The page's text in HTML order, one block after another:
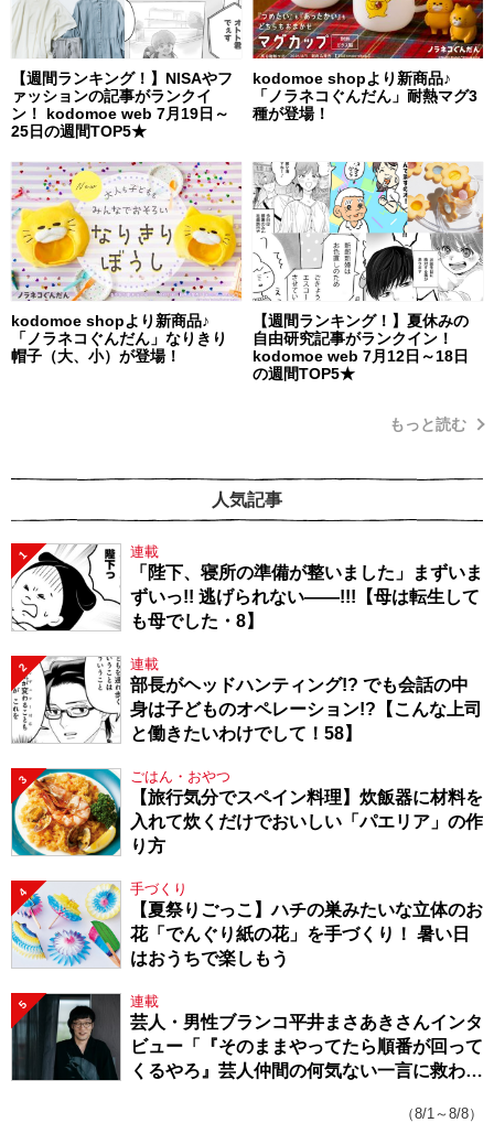
【週間ランキング！】NISAやフ
ァッションの記事がランクイ
ン！ kodomoe web 7月19日～
25日の週間TOP5★
kodomoe shopより新商品♪
「ノラネコぐんだん」耐熱マグ3
種が登場！
kodomoe shopより新商品♪
「ノラネコぐんだん」なりきり
帽子（大、小）が登場！
【週間ランキング！】夏休みの
自由研究記事がランクイン！
kodomoe web 7月12日～18日
の週間TOP5★
もっと読む
人気記事
1 連載
「陛下、寝所の準備が整いました」まずいま
ずいっ!! 逃げられない――!!!【母は転生して
も母でした・8】
2 連載
部長がヘッドハンティング!? でも会話の中
身は子どものオペレーション!?【こんな上司
と働きたいわけでして！58】
3 ごはん・おやつ
【旅行気分でスペイン料理】炊飯器に材料を
入れて炊くだけでおいしい「パエリア」の作
り方
4 手づくり
【夏祭りごっこ】ハチの巣みたいな立体のお
花「でんぐり紙の花」を手づくり！ 暑い日
はおうちで楽しもう
5 連載
芸人・男性ブランコ平井まさあきさんインタ
ビュー「『そのままやってたら順番が回って
くるやろ』芸人仲間の何気ない一言に救われ
（8/1～8/8）